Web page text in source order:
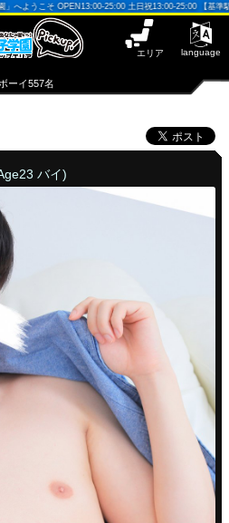
OPEN13:00-25:00 土日祝13:00-25:00 【基準駅】和歌山
エリア language
ボーイ557名
閉じる
バイ)